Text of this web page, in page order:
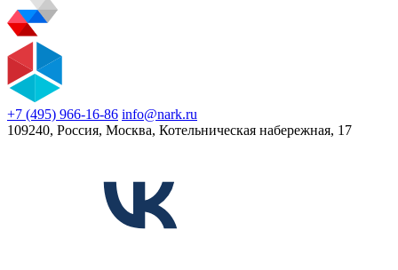
+7 (495) 966-16-86 info@nark.ru
109240, Россия, Москва, Котельническая набережная, 17